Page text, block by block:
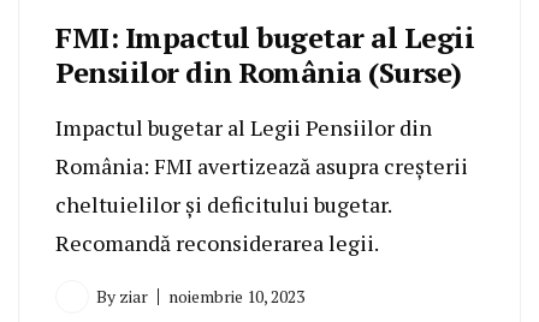
FMI: Impactul bugetar al Legii
Pensiilor din România (Surse)
Impactul bugetar al Legii Pensiilor din
România: FMI avertizează asupra creșterii
cheltuielilor și deficitului bugetar.
Recomandă reconsiderarea legii.
By ziar noiembrie 10, 2023